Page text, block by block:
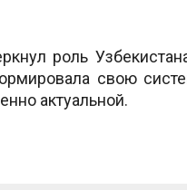
роль
свою
актуальной.